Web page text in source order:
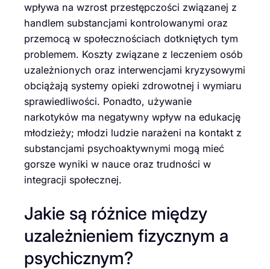
wpływa na wzrost przestępczości związanej z
handlem substancjami kontrolowanymi oraz
przemocą w społecznościach dotkniętych tym
problemem. Koszty związane z leczeniem osób
uzależnionych oraz interwencjami kryzysowymi
obciążają systemy opieki zdrowotnej i wymiaru
sprawiedliwości. Ponadto, używanie
narkotyków ma negatywny wpływ na edukację
młodzieży; młodzi ludzie narażeni na kontakt z
substancjami psychoaktywnymi mogą mieć
gorsze wyniki w nauce oraz trudności w
integracji społecznej.
Jakie są różnice między
uzależnieniem fizycznym a
psychicznym?